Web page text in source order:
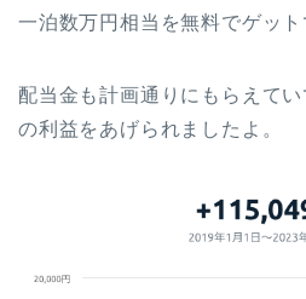
一泊数万円相当を無料でゲット
配当金も計画通りにもらえて
の利益をあげられましたよ。